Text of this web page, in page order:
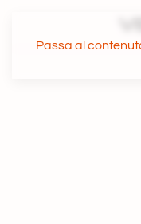
Passa al